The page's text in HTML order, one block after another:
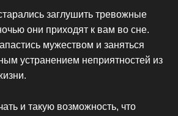
заглушить тревожные
они приходят к вам во сне.
мужеством и заняться
устранением неприятностей из
и такую возможность, что